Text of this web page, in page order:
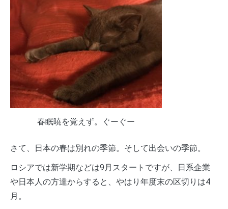
春眠暁を覚えず。ぐーぐー
さて、日本の春は別れの季節。そして出会いの季節。
ロシアでは新学期などは9月スタートですが、日系企業
や日本人の方達からすると、やはり年度末の区切りは4
月。